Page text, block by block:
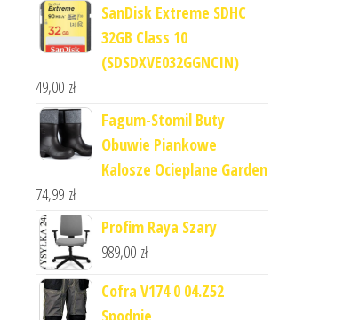
SanDisk Extreme SDHC
32GB Class 10
(SDSDXVE032GGNCIN)
49,00 zł
Fagum-Stomil Buty
Obuwie Piankowe
Kalosze Ocieplane Garden
74,99 zł
Profim Raya Szary
989,00 zł
Cofra V174 0 04.Z52
Spodnie